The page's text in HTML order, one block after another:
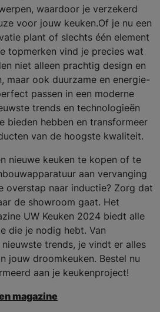
waardoor je verzekerd
voor jouw keuken.Of je nu een
plant of slechts één element
topmerken vind je precies wat
niet alleen prachtig design en
maar ook duurzame en energie-
passen in een moderne
trends en technologieën
bieden hebben en transformeer
van de hoogste kwaliteit.
nieuwe keuken te kopen of te
aan vervanging
overstap naar inductie? Zorg dat
de showroom gaat. Het
UW Keuken 2024 biedt alle
die je nodig hebt. Van
trends, je vindt er alles
jouw droomkeuken. Bestel nu
aan je keukenproject!
magazine